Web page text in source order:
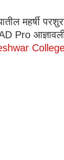
महर्षी
Pro